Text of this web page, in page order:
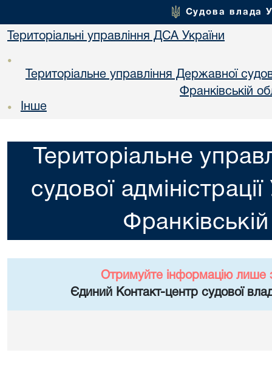
Судова влада
Територіальні управління ДСА України
•
Територіальне управління Державної
Франкiвській
• Інше
Територіальне
судової
Отримуйте інформацію лише
Єдиний Контакт-центр судової